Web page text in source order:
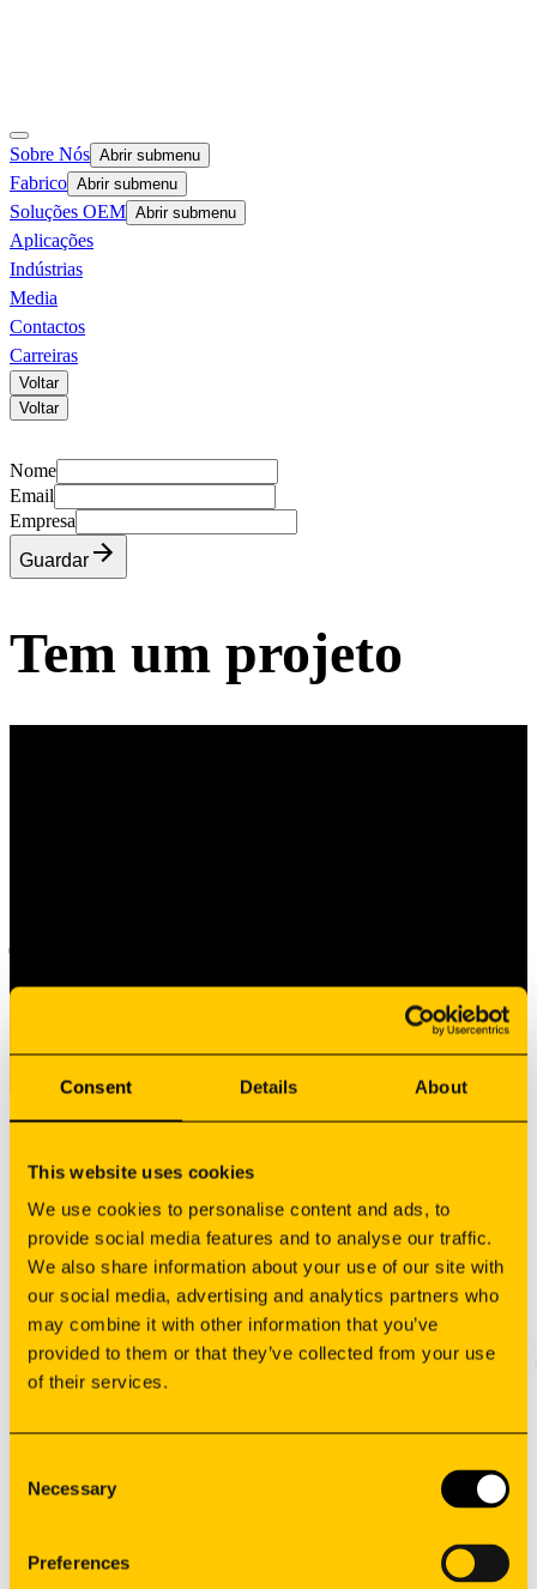
Consent Details About
This website uses cookies
We use cookies to personalise content and ads, to
provide social media features and to analyse our traffic.
We also share information about your use of our site with
our social media, advertising and analytics partners who
may combine it with other information that you’ve
provided to them or that they’ve collected from your use
of their services.
Selection
Necessary
Preferences
Sobre Nós Abrir submenu
Fabrico Abrir submenu
Soluções OEM Abrir submenu
Aplicações
Indústrias
Media
Contactos
Carreiras
Voltar
Voltar
Nome
Email
Empresa
Guardar
Tem um projeto
Partilhe os seus desenhos e requisitos, e a nossa equipa
avaliará como podemos transformar o seu projeto numa
realidade industrial.
Subscreva a nossa newsletter